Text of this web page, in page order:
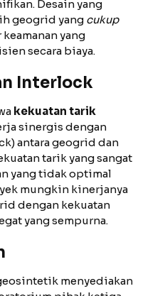
Desain yang
geogrid yang cukup
yang
secara biaya.
Interlock
kekuatan tarik
sinergis dengan
antara geogrid dan
tarik yang sangat
yang tidak optimal
mungkin kinerjanya
dengan kekuatan
yang sempurna.
menyediakan